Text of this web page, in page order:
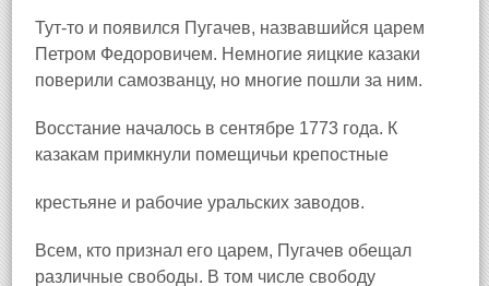
Тут‑то и появился Пугачев, назвавшийся царем
Петром Федоровичем. Немногие яицкие казаки
поверили самозванцу, но многие пошли за ним.
Восстание началось в сентябре 1773 года. К
казакам примкнули помещичьи крепостные
крестьяне и рабочие уральских заводов.
Всем, кто признал его царем, Пугачев обещал
различные свободы. В том числе свободу